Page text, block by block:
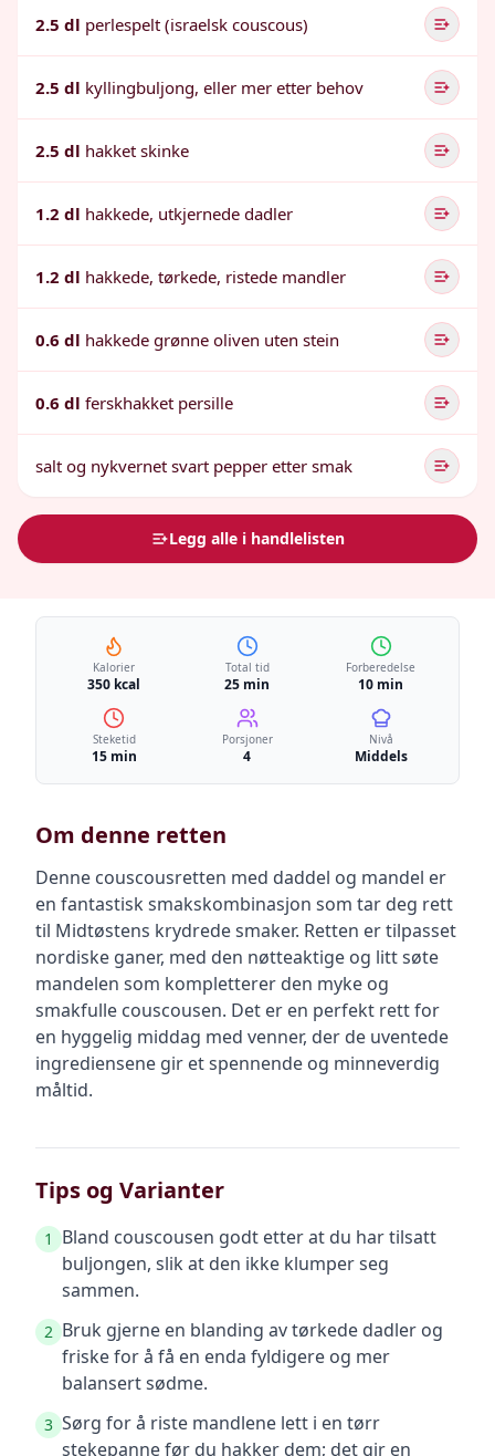
2.5 dl perlespelt (israelsk couscous)
2.5 dl kyllingbuljong, eller mer etter behov
2.5 dl hakket skinke
1.2 dl hakkede, utkjernede dadler
1.2 dl hakkede, tørkede, ristede mandler
0.6 dl hakkede grønne oliven uten stein
0.6 dl ferskhakket persille
salt og nykvernet svart pepper etter smak
Legg alle i handlelisten
Kalorier
350 kcal
Total tid
25 min
Forberedelse
10 min
Steketid
15 min
Porsjoner
4
Nivå
Middels
Om denne retten
Denne couscousretten med daddel og mandel er
en fantastisk smakskombinasjon som tar deg rett
til Midtøstens krydrede smaker. Retten er tilpasset
nordiske ganer, med den nøtteaktige og litt søte
mandelen som kompletterer den myke og
smakfulle couscousen. Det er en perfekt rett for
en hyggelig middag med venner, der de uventede
ingrediensene gir et spennende og minneverdig
måltid.
Tips og Varianter
1
Bland couscousen godt etter at du har tilsatt
buljongen, slik at den ikke klumper seg
sammen.
2 Bruk gjerne en blanding av tørkede dadler og
friske for å få en enda fyldigere og mer
balansert sødme.
3 Sørg for å riste mandlene lett i en tørr
stekepanne før du hakker dem; det gir en